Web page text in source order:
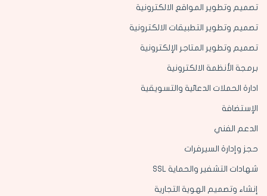
تصميم وتطوير المواقع الالكترونية
تصميم وتطوير التطبيقات الالكترونية
تصميم وتطوير المتاجر الإلكترونية
برمجة الأنظمة الالكترونية
ادارة الحملات الدعائية والتسويقية
الإستضافة
الدعم الفني
حجز وإدارة السيرفرات
شهادات التشفير والحماية SSL
إنشاء وتصميم الهوية التجارية